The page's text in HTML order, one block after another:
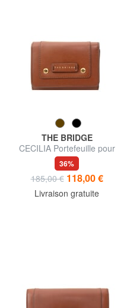
THE BRIDGE
CECILIA Portefeuille pour
femme
36%
185,00 € 118,00 €
Livraison gratuite